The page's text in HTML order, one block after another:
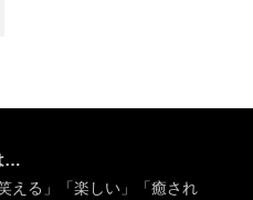
…
える」「楽しい」「癒され